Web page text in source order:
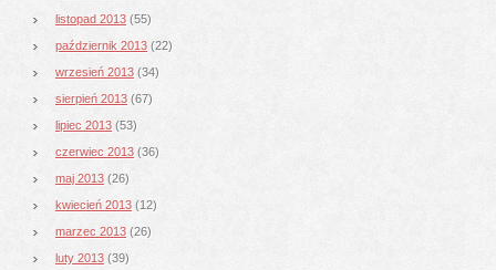
listopad 2013 (55)
październik 2013 (22)
wrzesień 2013 (34)
sierpień 2013 (67)
lipiec 2013 (53)
czerwiec 2013 (36)
maj 2013 (26)
kwiecień 2013 (12)
marzec 2013 (26)
luty 2013 (39)